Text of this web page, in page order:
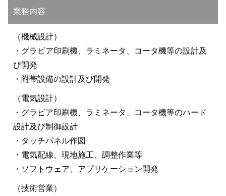
業務内容
（機械設計）
・グラビア印刷機、ラミネータ、コータ機等の設計及
び開発
・附帯設備の設計及び開発
（電気設計）
・グラビア印刷機、ラミネータ、コータ機等のハード
設計及び制御設計
・タッチパネル作図
・電気配線、現地施工、調整作業等
・ソフトウェア、アプリケーション開発
（技術営業）